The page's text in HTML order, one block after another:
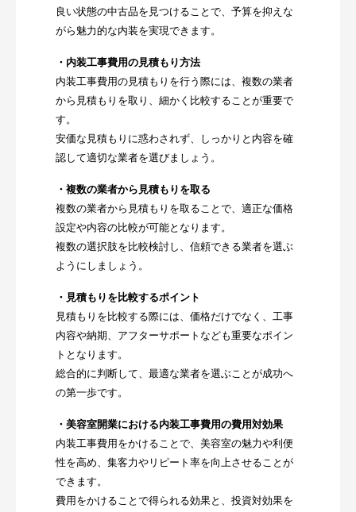
良い状態の中古品を見つけることで、予算を抑えな
がら魅力的な内装を実現できます。
・内装工事費用の見積もり方法
内装工事費用の見積もりを行う際には、複数の業者
から見積もりを取り、細かく比較することが重要で
す。
安価な見積もりに惑わされず、しっかりと内容を確
認して適切な業者を選びましょう。
・複数の業者から見積もりを取る
複数の業者から見積もりを取ることで、適正な価格
設定や内容の比較が可能となります。
複数の選択肢を比較検討し、信頼できる業者を選ぶ
ようにしましょう。
・見積もりを比較するポイント
見積もりを比較する際には、価格だけでなく、工事
内容や納期、アフターサポートなども重要なポイン
トとなります。
総合的に判断して、最適な業者を選ぶことが成功へ
の第一歩です。
・美容室開業における内装工事費用の費用対効果
内装工事費用をかけることで、美容室の魅力や利便
性を高め、集客力やリピート率を向上させることが
できます。
費用をかけることで得られる効果と、投資対効果を